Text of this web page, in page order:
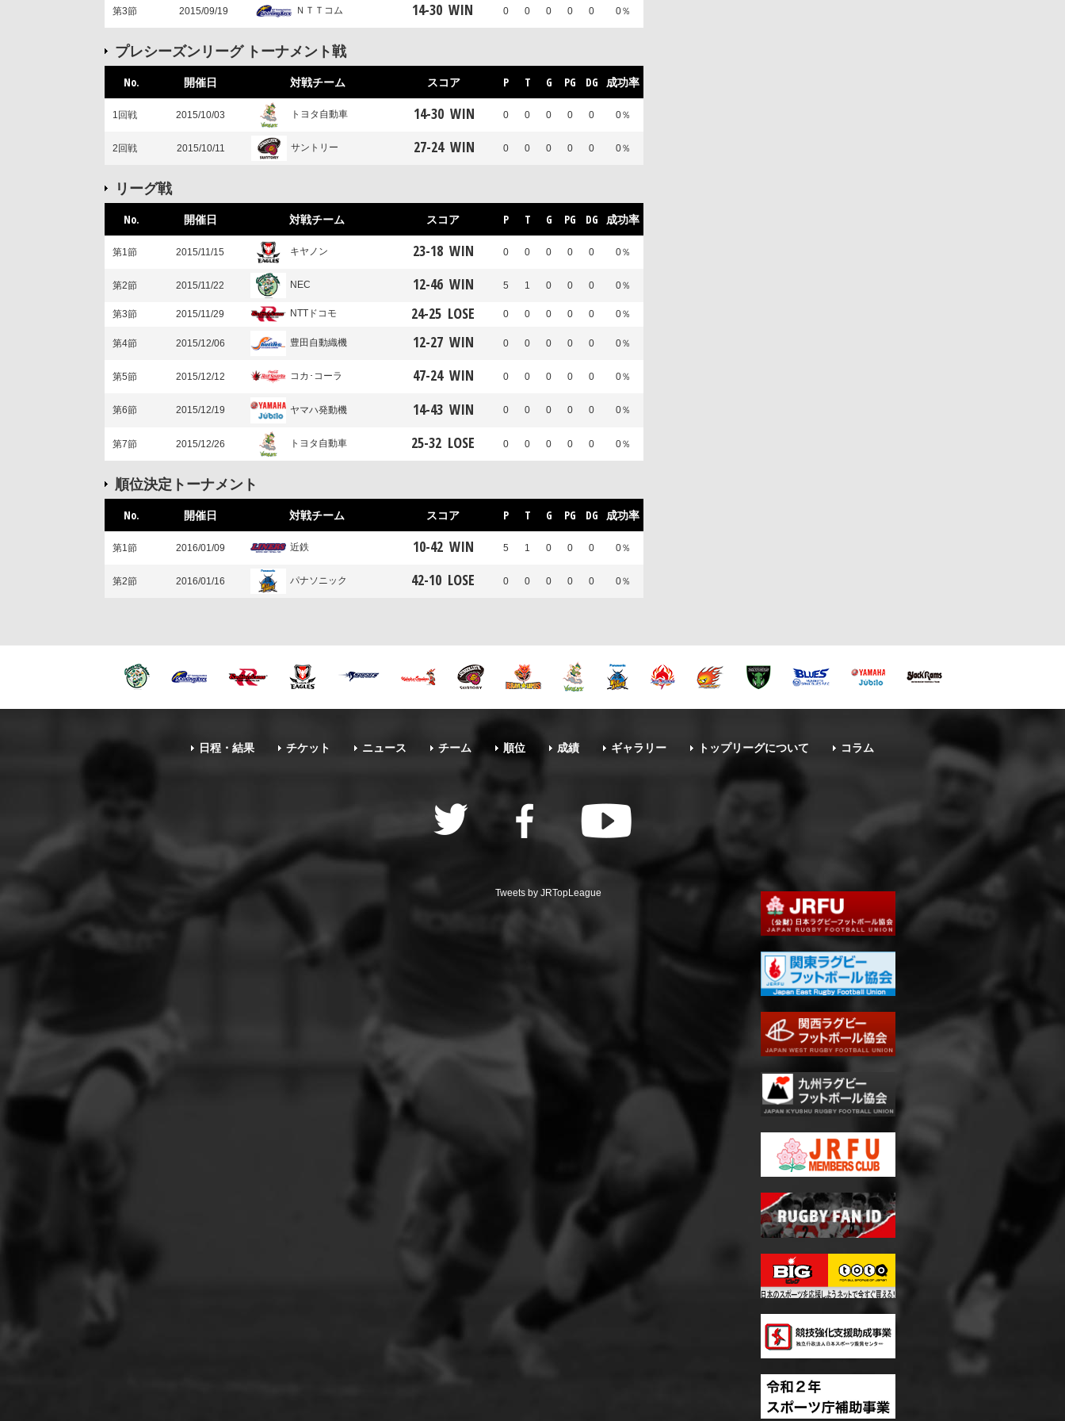
第3節 2015/09/19 ＮＴＴコム 14-30 WIN 0 0 0 0 0 0％
プレシーズンリーグ トーナメント戦
No. 開催日 対戦チーム スコア P T G PG DG 成功率
1回戦 2015/10/03 トヨタ自動車 14-30 WIN 0 0 0 0 0 0％
2回戦 2015/10/11 サントリー 27-24 WIN 0 0 0 0 0 0％
リーグ戦
No. 開催日 対戦チーム スコア P T G PG DG 成功率
第1節 2015/11/15 キヤノン 23-18 WIN 0 0 0 0 0 0％
第2節 2015/11/22 NEC 12-46 WIN 5 1 0 0 0 0％
第3節 2015/11/29 NTTドコモ 24-25 LOSE 0 0 0 0 0 0％
第4節 2015/12/06 豊田自動織機 12-27 WIN 0 0 0 0 0 0％
第5節 2015/12/12 コカ･コーラ 47-24 WIN 0 0 0 0 0 0％
第6節 2015/12/19 ヤマハ発動機 14-43 WIN 0 0 0 0 0 0％
第7節 2015/12/26 トヨタ自動車 25-32 LOSE 0 0 0 0 0 0％
順位決定トーナメント
No. 開催日 対戦チーム スコア P T G PG DG 成功率
第1節 2016/01/09 近鉄 10-42 WIN 5 1 0 0 0 0％
第2節 2016/01/16 パナソニック 42-10 LOSE 0 0 0 0 0 0％
日程・結果 チケット ニュース チーム 順位 成績 ギャラリー トップリーグについて コラム
Tweets by JRTopLeague